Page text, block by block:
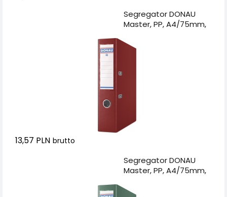
Segregator DONAU
Master, PP, A4/75mm,
13,57 PLN brutto
Segregator DONAU
Master, PP, A4/75mm,